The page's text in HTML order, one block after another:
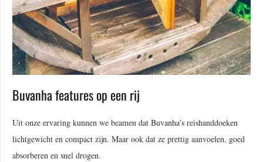
Buvanha features op een rij
Uit onze ervaring kunnen we beamen dat Buvanha’s reishanddoeken
lichtgewicht en compact zijn. Maar ook dat ze prettig aanvoelen, goed
absorberen en snel drogen.